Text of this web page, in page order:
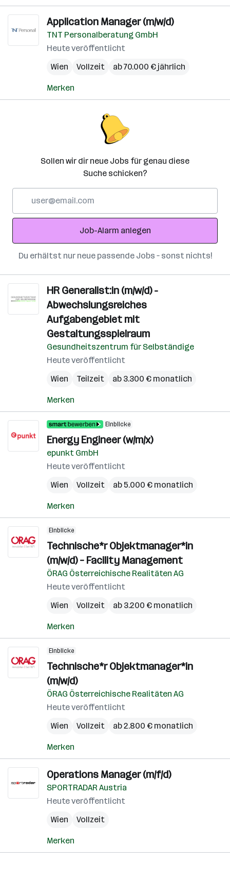
Application Manager (m/w/d)
TNT Personalberatung GmbH
Heute veröffentlicht
Wien
Vollzeit ab 70.000 € jährlich
Merken
Sollen wir dir neue Jobs für genau diese
Suche schicken?
Adresse
Job-Alarm anlegen
Du erhältst nur neue passende Jobs – sonst nichts!
HR Generalist:in (m/w/d) -
Abwechslungsreiches
Aufgabengebiet mit
Gestaltungsspielraum
Gesundheitszentrum für Selbständige
Heute veröffentlicht
Wien
Teilzeit ab 3.300 € monatlich
Merken
Einblicke
Energy Engineer (w/m/x)
epunkt GmbH
Heute veröffentlicht
Wien
Vollzeit ab 5.000 € monatlich
Merken
Einblicke
Technische*r Objektmanager*in
(m/w/d) – Facility Management
ÖRAG Österreichische Realitäten AG
Heute veröffentlicht
Wien
Vollzeit ab 3.200 € monatlich
Merken
Einblicke
Technische*r Objektmanager*in
(m/w/d)
ÖRAG Österreichische Realitäten AG
Heute veröffentlicht
Wien
Vollzeit ab 2.800 € monatlich
Merken
Operations Manager (m/f/d)
SPORTRADAR Austria
Heute veröffentlicht
Wien
Vollzeit
Merken